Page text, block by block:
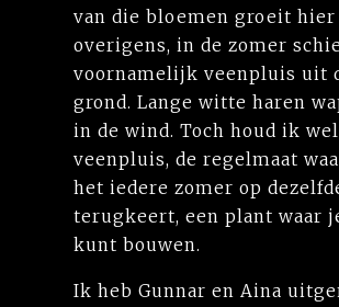
van die bloemen groeit hier
overigens, in de zomer
voornamelijk veenpluis uit
grond. Lange witte haren
in de wind. Toch houd ik
veenpluis, de regelmaat
het iedere zomer op
terugkeert, een plant waar
kunt bouwen.
Ik heb Gunnar en Aina